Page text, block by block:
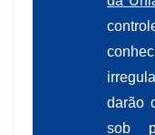
darão
sob